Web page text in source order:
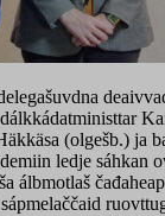
(olgešb.) ja
ledje sáhkan
álbmotlaš